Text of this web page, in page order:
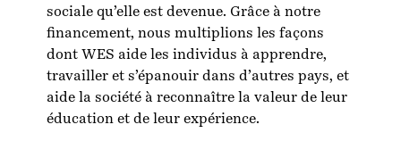
sociale qu’elle est devenue. Grâce à notre
financement, nous multiplions les façons
dont WES aide les individus à apprendre,
travailler et s’épanouir dans d’autres pays, et
aide la société à reconnaître la valeur de leur
éducation et de leur expérience.